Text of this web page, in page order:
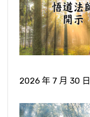
2026 年 7 月 30 日